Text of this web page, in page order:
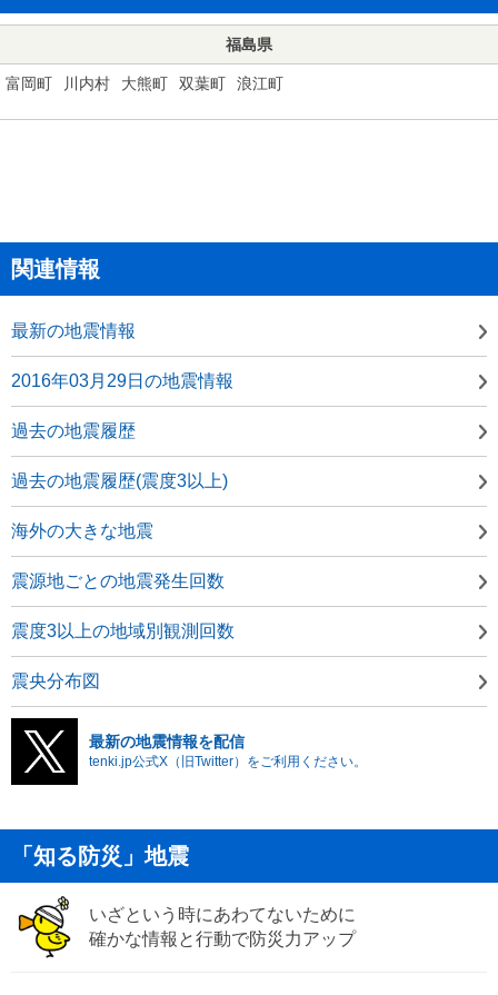
福島県
富岡町 川内村 大熊町 双葉町 浪江町
関連情報
最新の地震情報
2016年03月29日の地震情報
過去の地震履歴
過去の地震履歴(震度3以上)
海外の大きな地震
震源地ごとの地震発生回数
震度3以上の地域別観測回数
震央分布図
最新の地震情報を配信
tenki.jp公式X（旧Twitter）をご利用ください。
「知る防災」地震
いざという時にあわてないために
確かな情報と行動で防災力アップ